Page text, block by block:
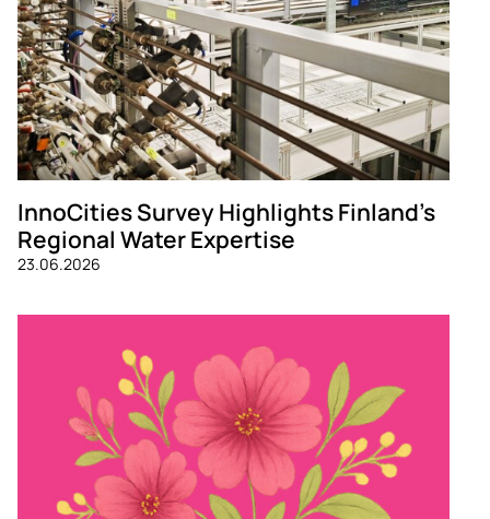
InnoCities Survey Highlights Finland’s
Regional Water Expertise
23.06.2026